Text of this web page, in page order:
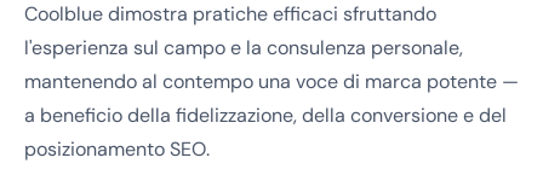
Coolblue dimostra pratiche efficaci sfruttando
l'esperienza sul campo e la consulenza personale,
mantenendo al contempo una voce di marca potente —
a beneficio della fidelizzazione, della conversione e del
posizionamento SEO.